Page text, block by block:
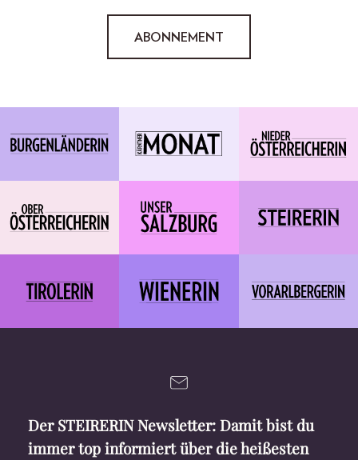
ABONNEMENT
Der STEIRERIN Newsletter: Damit bist du
immer top informiert über die heißesten